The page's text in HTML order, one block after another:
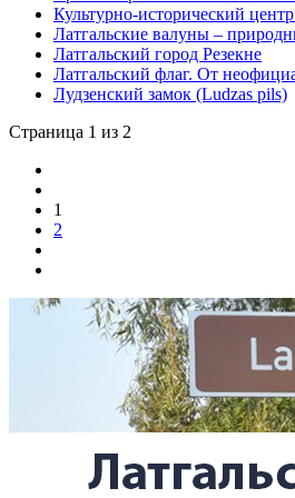
Культурно-исторический
Латгальские валуны –
Латгальский город Резекне
Латгальский флаг. От
Лудзенский замок (Ludzas pils)
Страница 1 из 2
1
2